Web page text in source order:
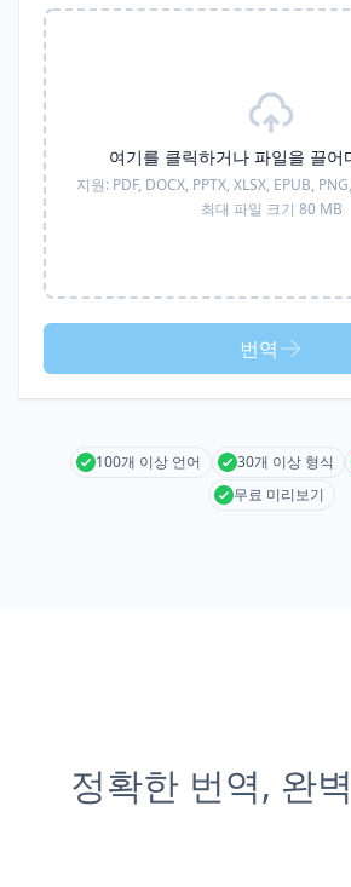
여기를 클릭하거나 파일을 끌어
지원: PDF, DOCX, PPTX, XLSX, EPUB,
최대 파일 크기 80 MB
번역
100개 이상 언어 30개 이상 형식
무료 미리보기
정확한 번역, 완